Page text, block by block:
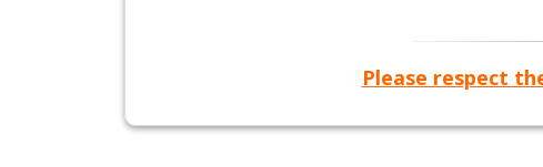
Please respect